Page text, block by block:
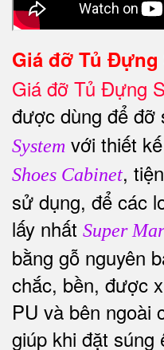
Giá đỡ Tủ Đựng
Giá đỡ Tủ Đựng
được dùng để đỡ
System với thiết
Shoes Cabinet,
sử dụng, để các
lấy nhất Super
bằng gỗ nguyên
chắc, bền, được
PU và bên ngoài
giúp khi đặt